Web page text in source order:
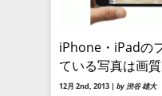
iPhone・iPadの
ている写真は画
12月 2nd, 2013 | by 渋谷 雄大